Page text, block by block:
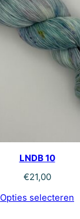
LNDB 10
€21,00
Opties selecteren